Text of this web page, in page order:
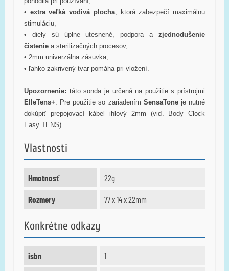
• extra veľká vodivá plocha, ktorá zabezpečí maximálnu
stimuláciu,
• diely sú úplne utesnené, podpora a zjednodušenie
čistenie a sterilizačných procesov,
• 2mm univerzálna zásuvka,
• ľahko zakrivený tvar pomáha pri vložení.
Upozornenie: táto sonda je určená na použitie s prístrojmi
ElleTens+ . Pre použitie so zariadením SensaToneje nutné
dokúpiť prepojovací kábel ihlový 2mm (viď.
Body Clock
Easy TENS).
Vlastnosti
Hmotnosť 22g
Rozmery 77 x 14 x 22mm
Konkrétne odkazy
isbn 1